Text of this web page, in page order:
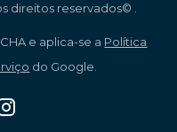
direitos reservados© .
e aplica-se a Política
do Google.